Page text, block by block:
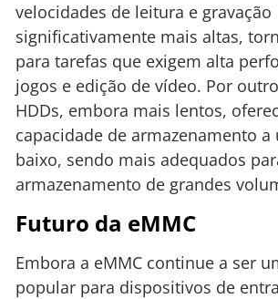
velocidades de leitura e gravação
significativamente mais altas,
para tarefas que exigem alta
jogos e edição de vídeo. Por
HDDs, embora mais lentos,
capacidade de armazenamento
baixo, sendo mais adequados
armazenamento de grandes
Futuro da eMMC
Embora a eMMC continue a ser
popular para dispositivos de